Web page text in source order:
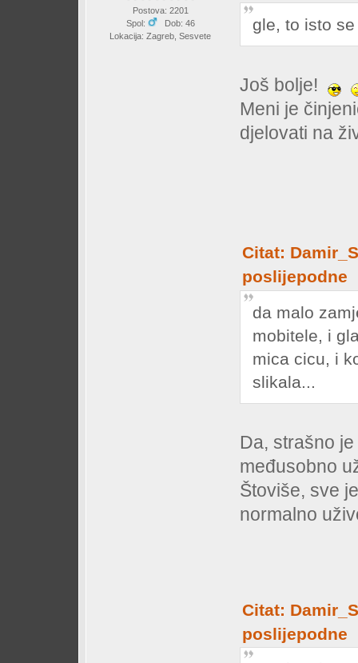
Postova: 2201
Spol:
Dob: 46
Lokacija: Zagreb, Sesvete
gle, to isto
Još bolje!
Meni je
djelovati na
Citat:
poslijepodne
da malo
mobitele, i
mica cicu, i
slikala...
Da, strašno
međusobno
Štoviše, sve
normalno
Citat:
poslijepodne